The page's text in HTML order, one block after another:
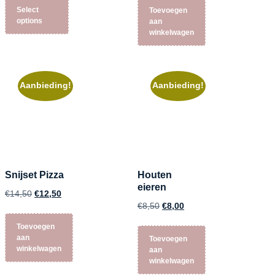
Select
options
Toevoegen
aan
winkelwagen
Aanbieding!
Snijset Pizza
€14,50 €12,50
Toevoegen
aan
winkelwagen
Aanbieding!
Houten
eieren
€8,50 €8,00
Toevoegen
aan
winkelwagen